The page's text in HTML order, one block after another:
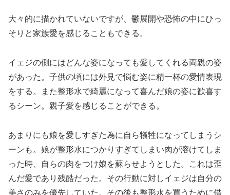
大々的に描かれていないですが、鬱展開や恐怖の中にひっ
そりと家族愛を感じることもできる。
イェジの側にはどんな姿になっても愛してくれる両親の姿
があった。子供の頃には外見で悩む姿に精一杯の愛情表現
をする。また整形水で綺麗になって喜んだ娘の姿に歓喜す
るシーン。親子愛を感じることができる。
あまりにも娘を愛しすぎた為に自ら犠牲になってしまうシ
ーンも。娘が整形水につかりすぎてしまい肉が溶けてしま
った時、自らの肉をつけ娘を蘇らせようとした。これは歪
んだ愛であり残酷だった。その行動に対しイェジは自分の
美さのみを優先していた。その後も整形水を買うために借